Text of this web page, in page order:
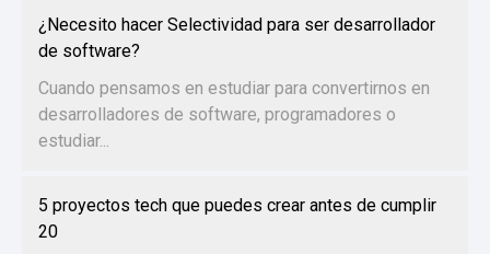
¿Necesito hacer Selectividad para ser desarrollador
de software?
Cuando pensamos en estudiar para convertirnos en
desarrolladores de software, programadores o
estudiar...
5 proyectos tech que puedes crear antes de cumplir
20